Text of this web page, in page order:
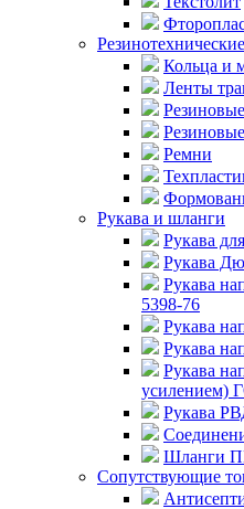
Кольца и
Ленты
Ремни
Рукава и шланги
Рукава
Рукава
Рукава
5398-76
Рукава
Рукава
Рукава
усилением)
Рукава
Шланги
Сопутствующие